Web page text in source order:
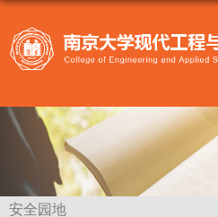
安全园地